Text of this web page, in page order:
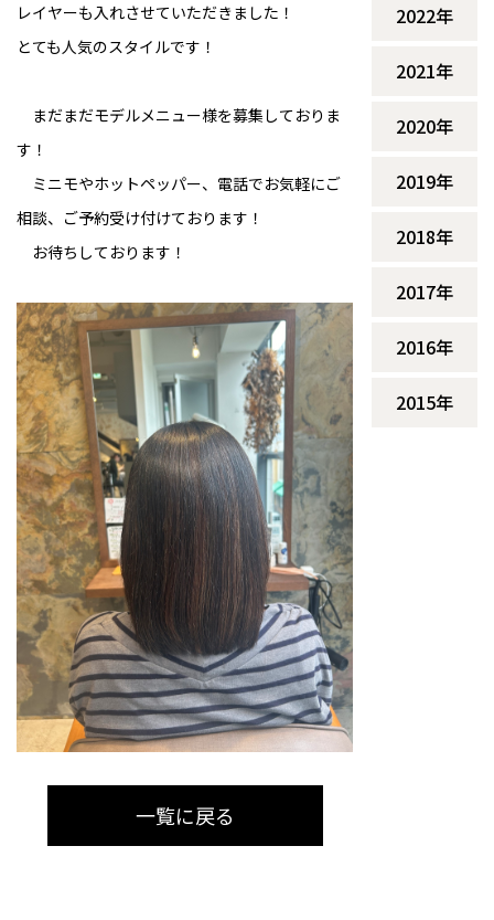
レイヤーも入れさせていただきました！
とても人気のスタイルです！
まだまだモデルメニュー様を募集しておりま
す！
ミニモやホットペッパー、電話でお気軽にご
相談、ご予約受け付けております！
お待ちしております！
一覧に戻る
2022年
2021年
2020年
2019年
2018年
2017年
2016年
2015年